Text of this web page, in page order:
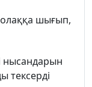
шығып,
нысандарын
тексерді